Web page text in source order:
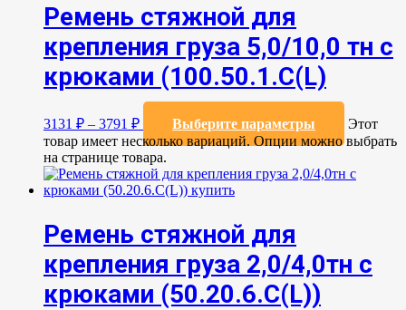
Ремень стяжной для
крепления груза 5,0/10,0 тн с
крюками (100.50.1.С(L)
3131 ₽ – 3791 ₽ Выберите параметры
Этот
товар имеет несколько вариаций. Опции можно выбрать
на странице товара.
Ремень стяжной для
крепления груза 2,0/4,0тн с
крюками (50.20.6.C(L))